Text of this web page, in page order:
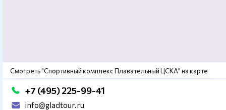
Смотреть "Спортивный комплекс Плавательный ЦСКА" на карте
+7 (495) 225-99-41
info@gladtour.ru